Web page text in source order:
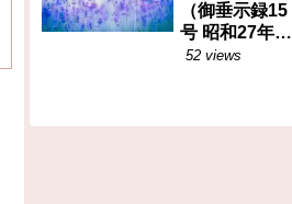
（御垂示録15
号 昭和27年11
月1日②）再
52 views